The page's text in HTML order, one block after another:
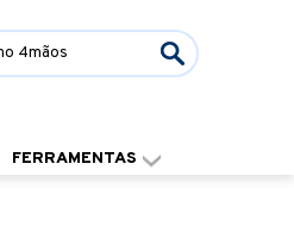
FERRAMENTAS